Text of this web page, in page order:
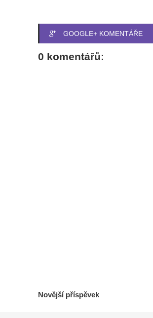
GOOGLE+ KOMENTÁŘE
0 komentářů:
Novější příspěvek